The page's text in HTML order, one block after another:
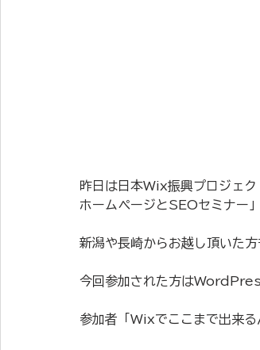
昨日は日本Wix振興プロジェ
ホームページとSEOセミナー
新潟や長崎からお越し頂いた
今回参加された方は
参加者「Wixでここまで出来